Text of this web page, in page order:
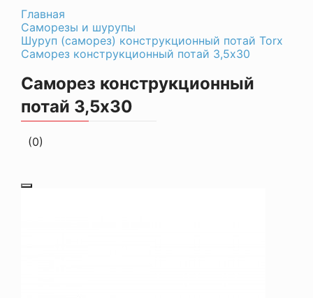
Главная
Саморезы и шурупы
Шуруп (саморез) конструкционный потай Torx
Саморез конструкционный потай 3,5х30
Саморез конструкционный
потай 3,5х30
(0)